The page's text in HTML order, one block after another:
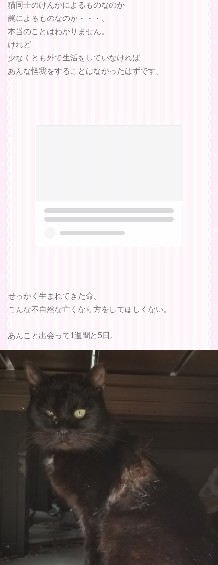
猫同士のけんかによるものなのか
罠によるものなのか・・・、
本当のことはわかりません。
けれど
少なくとも外で生活をしていなければ
あんな怪我をすることはなかったはずです。
せっかく生まれてきた命、
こんな不自然な亡くなり方をしてほしくない。
あんこと出会って1週間と5日。